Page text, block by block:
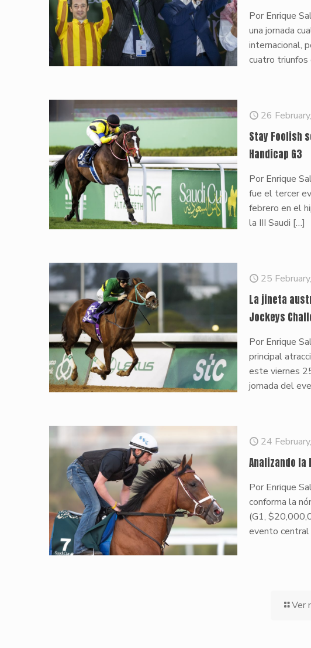
Por Enrique
una jornada
internacional,
cuatro triunfos
26
Stay Foolish
Handicap G3
Por Enrique
fue el tercer
febrero en el
la III Saudi […]
25
La jineta
Jockeys
Por Enrique
principal
este viernes
jornada del
24
Analizando la
Por Enrique
conforma la
(G1,
evento central
Ver